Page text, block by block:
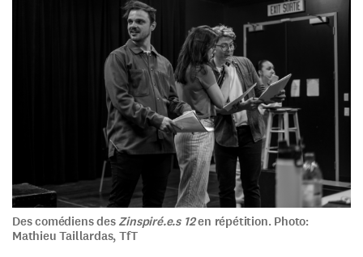
Des comédiens des Zinspiré.e.s 12en répétition. Photo:
Mathieu Taillardas, TfT